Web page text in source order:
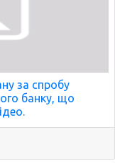
за спробу
банку, що